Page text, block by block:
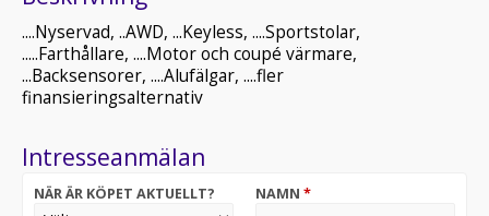
....Nyservad, ..AWD, ...Keyless, ....Sportstolar,
.....Farthållare, ....Motor och coupé värmare,
...Backsensorer, ....Alufälgar, ....fler
finansieringsalternativ
Intresseanmälan
NÄR ÄR KÖPET AKTUELLT? NAMN *